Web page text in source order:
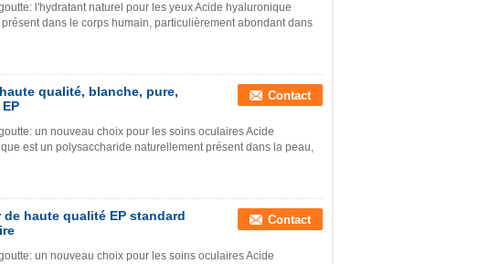
l'hydratant naturel pour les yeux Acide hyaluronique
dans le corps humain, particulièrement abondant dans
qualité, blanche, pure,
Contact
un nouveau choix pour les soins oculaires Acide
est un polysaccharide naturellement présent dans la peau,
haute qualité EP standard
Contact
un nouveau choix pour les soins oculaires Acide